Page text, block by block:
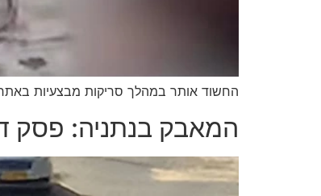
החשוד אותר במהלך סריקות מבצעיות
המאבק בנתניה: פסק